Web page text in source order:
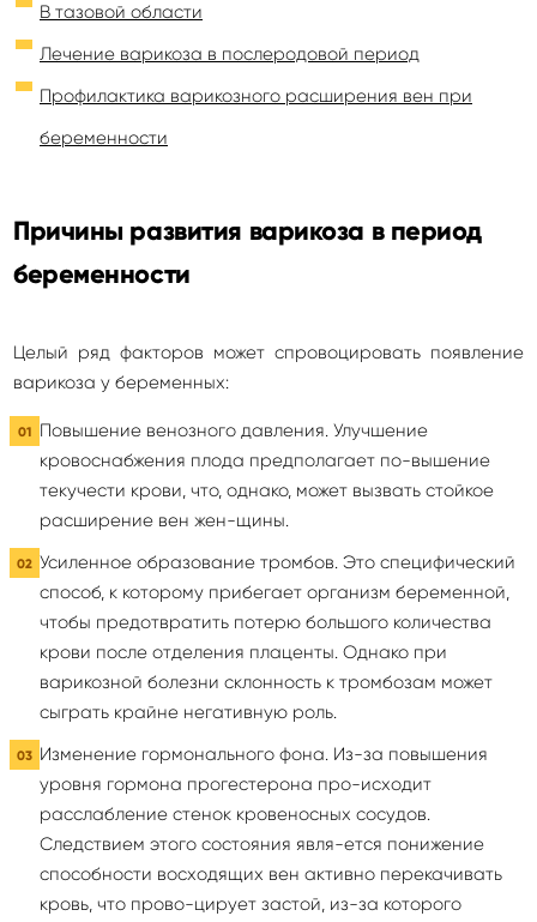
В тазовой области
Лечение варикоза в послеродовой период
Профилактика варикозного расширения вен при
беременности
Причины развития варикоза в период
беременности
Целый ряд факторов может спровоцировать появление
варикоза у беременных:
Повышение венозного давления. Улучшение
кровоснабжения плода предполагает по-вышение
текучести крови, что, однако, может вызвать стойкое
расширение вен жен-щины.
Усиленное образование тромбов. Это специфический
способ, к которому прибегает организм беременной,
чтобы предотвратить потерю большого количества
крови после отделения плаценты. Однако при
варикозной болезни склонность к тромбозам может
сыграть крайне негативную роль.
Изменение гормонального фона. Из-за повышения
уровня гормона прогестерона про-исходит
расслабление стенок кровеносных сосудов.
Следствием этого состояния явля-ется понижение
способности восходящих вен активно перекачивать
кровь, что прово-цирует застой, из-за которого